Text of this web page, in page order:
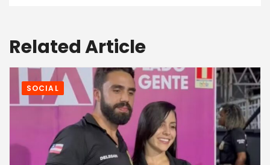
Related Article
SOCIAL